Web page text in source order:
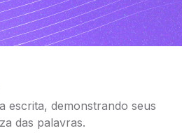
escrita, demonstrando seus
das palavras.